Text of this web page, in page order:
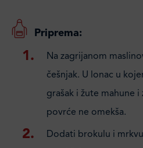
Priprema:
Na zagrijanom
češnjak. U lonac u
grašak i žute mahune
povrće ne omekša.
Dodati brokulu i